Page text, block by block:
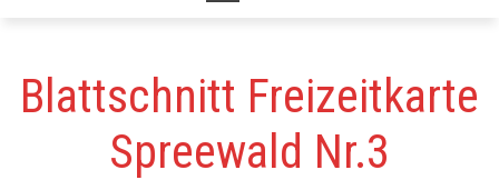
Blattschnitt Freizeitkarte
Spreewald Nr.3